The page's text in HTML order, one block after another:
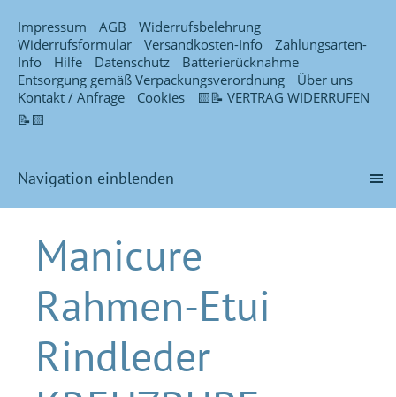
Impressum AGB
Widerrufsbelehrung
Widerrufsformular
Versandkosten-Info
Zahlungsarten-
Info
Hilfe Datenschutz
Batterierücknahme
Entsorgung gemäß Verpackungsverordnung
Über uns
Kontakt / Anfrage
Cookies
🟨📝 VERTRAG WIDERRUFEN
📝🟨
Navigation einblenden
Manicure
Rahmen-Etui
Rindleder